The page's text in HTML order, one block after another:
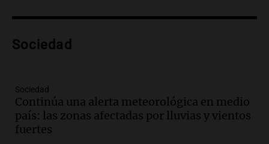
para 2027
Episodios
temporal de nieve en la alta montaña
Panorama Federal
Episodios
Audio.
Sociedad
Sociedad
Continúa una alerta meteorológica en medio
país: las zonas afectadas por lluvias y vientos
fuertes